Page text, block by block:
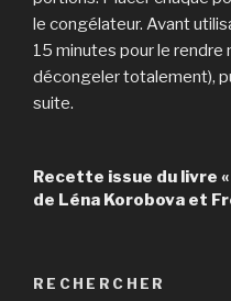
le congélateur. Avant
15 minutes pour le rendre
décongeler totalement),
suite.
Recette issue du livre
de Léna Korobova et
RECHERCHER